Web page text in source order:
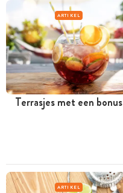
ARTIKEL
Terrasjes met een bonus
ARTIKEL